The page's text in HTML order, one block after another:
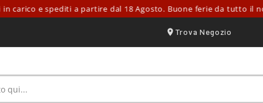
e spediti a partire dal 18 Agosto. Buone ferie da tutto il
Trova Negozio